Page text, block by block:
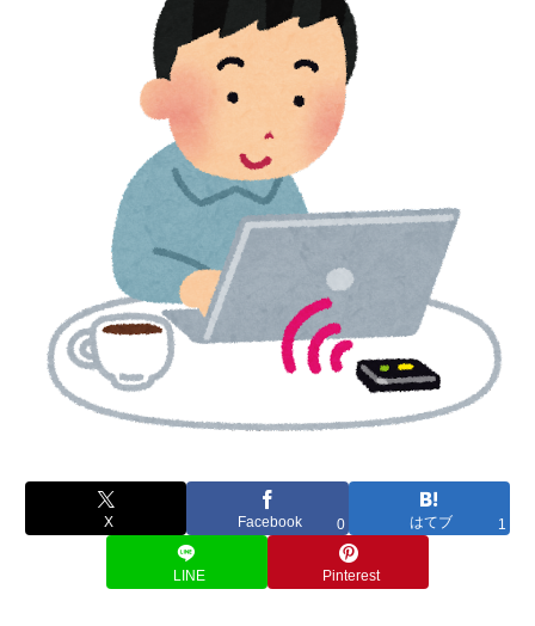
X Facebook 0 はてブ 1
LINE Pinterest